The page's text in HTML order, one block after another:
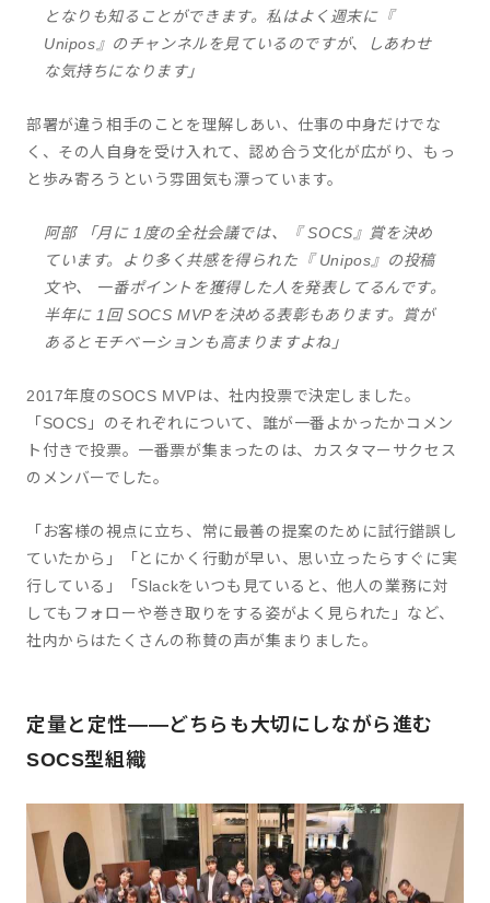
となりも知ることができます。私はよく週末に『
Unipos』のチャンネルを見ているのですが、しあわせ
な気持ちになります」
部署が違う相手のことを理解しあい、仕事の中身だけでな
く、その人自身を受け入れて、認め合う文化が広がり、もっ
と歩み寄ろうという雰囲気も漂っています。
阿部 「月に 1度の全社会議では、『 SOCS』賞を決め
ています。より多く共感を得られた『 Unipos』の投稿
文や、 一番ポイントを獲得した人を発表してるんです。
半年に 1回 SOCS MVPを決める表彰もあります。賞が
あるとモチベーションも高まりますよね」
2017年度のSOCS MVPは、社内投票で決定しました。
「SOCS」のそれぞれについて、誰が一番よかったかコメン
ト付きで投票。一番票が集まったのは、カスタマーサクセス
のメンバーでした。
「お客様の視点に立ち、常に最善の提案のために試行錯誤し
ていたから」「とにかく行動が早い、思い立ったらすぐに実
行している」「Slackをいつも見ていると、他人の業務に対
してもフォローや巻き取りをする姿がよく見られた」など、
社内からはたくさんの称賛の声が集まりました。
定量と定性――どちらも大切にしながら進む
SOCS型組織